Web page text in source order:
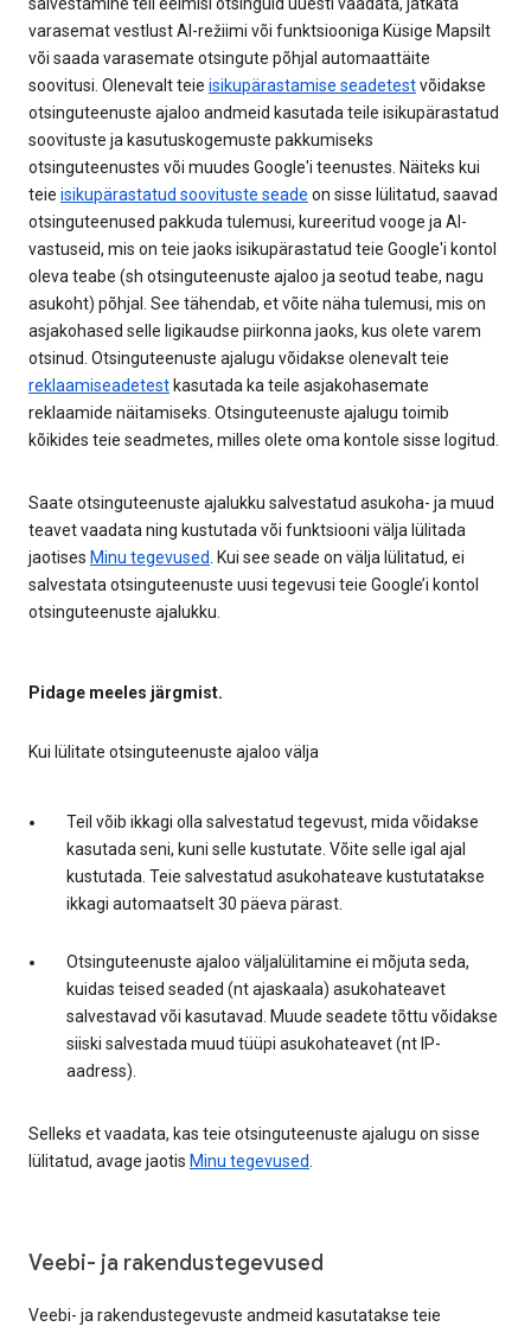
salvestamine teil eelmisi otsinguid uuesti vaadata, jätkata
varasemat vestlust AI-režiimi või funktsiooniga Küsige Mapsilt
või saada varasemate otsingute põhjal automaattäite
soovitusi. Olenevalt teie isikupärastamise seadetestvõidakse
otsinguteenuste ajaloo andmeid kasutada teile isikupärastatud
soovituste ja kasutuskogemuste pakkumiseks
otsinguteenustes või muudes Google'i teenustes. Näiteks kui
teie isikupärastatud soovituste seade on sisse lülitatud, saavad
otsinguteenused pakkuda tulemusi, kureeritud vooge ja AI-
vastuseid, mis on teie jaoks isikupärastatud teie Google'i kontol
oleva teabe (sh otsinguteenuste ajaloo ja seotud teabe, nagu
asukoht) põhjal. See tähendab, et võite näha tulemusi, mis on
asjakohased selle ligikaudse piirkonna jaoks, kus olete varem
otsinud. Otsinguteenuste ajalugu võidakse olenevalt teie
reklaamiseadetest kasutada ka teile asjakohasemate
reklaamide näitamiseks. Otsinguteenuste ajalugu toimib
kõikides teie seadmetes, milles olete oma kontole sisse logitud.
Saate otsinguteenuste ajalukku salvestatud asukoha- ja muud
teavet vaadata ning kustutada või funktsiooni välja lülitada
jaotises Minu tegevused. Kui see seade on välja lülitatud, ei
salvestata otsinguteenuste uusi tegevusi teie Google’i kontol
otsinguteenuste ajalukku.
Pidage meeles järgmist.
Kui lülitate otsinguteenuste ajaloo välja
Teil võib ikkagi olla salvestatud tegevust, mida võidakse
kasutada seni, kuni selle kustutate. Võite selle igal ajal
kustutada. Teie salvestatud asukohateave kustutatakse
ikkagi automaatselt 30 päeva pärast.
Otsinguteenuste ajaloo väljalülitamine ei mõjuta seda,
kuidas teised seaded (nt ajaskaala) asukohateavet
salvestavad või kasutavad. Muude seadete tõttu võidakse
siiski salvestada muud tüüpi asukohateavet (nt IP-
aadress).
Selleks et vaadata, kas teie otsinguteenuste ajalugu on sisse
lülitatud, avage jaotis Minu tegevused.
Veebi- ja rakendustegevused
Veebi- ja rakendustegevuste andmeid kasutatakse teie